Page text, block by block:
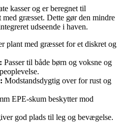
kasser og er beregnet til
græsset. Dette gør den mindre
udseende i haven.
plant med græsset for et diskret og
Passer til både børn og voksne og
Modstandsdygtig over for rust og
EPE-skum beskytter mod
god plads til leg og bevægelse.